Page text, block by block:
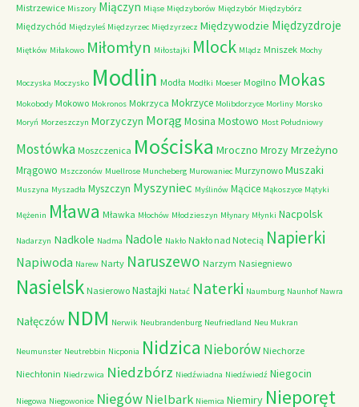
Mistrzewice Miszory Miączyn Miąse Międzyborów Międzybór Międzybórz
Międzychód Międzyleś Międzyrzec Międzyrzecz Międzywodzie Międzyzdroje
Miętków Miłakowo Miłomłyn Miłostajki Mlock Mlądz Mniszek Mochy
Moczyska Moczysko Modlin Modła Modłki Moeser Mogilno Mokas
Mokobody Mokowo Mokronos Mokrzyca Mokrzyce Molibdorzyce Morliny Morsko
Moryń Morzeszczyn Morzyczyn MorągMosina Mostowo Most Południowy
Mostówka Moszczenica Mościska Mroczno Mrozy Mrzeżyno
Mrągowo Mszczonów Muellrose Muncheberg Murowaniec Murzynowo Muszaki
Muszyna Myszadła Myszczyn Myszyniec Myślinów Mącice Mąkoszyce Mątyki
Mężenin Mława Mławka Młochów Młodzieszyn Młynary Młynki Nacpolsk
Nadarzyn Nadkole Nadma Nadole Nakło Nakło nad Notecią Napierki
Napiwoda Narew Narty Naruszewo Narzym Nasiegniewo
Nasielsk Nasierowo Nastajki Natać Naterki Naumburg Naunhof Nawra
Nałęczów NDM Nerwik Neubrandenburg Neufriedland Neu Mukran
Neumunster Neutrebbin Nicponia Nidzica Nieborów Niechorze
Niechłonin Niedrzwica Niedzbórz Niedźwiadna Niedźwiedź Niegocin
Niegowa Niegowonice Niegów Nielbark Niemica Niemiry Nieporęt